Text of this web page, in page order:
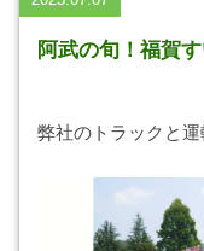
阿武の旬！福賀
弊社のトラックと運